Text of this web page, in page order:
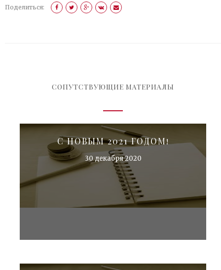
Поделиться:
СОПУТСТВУЮЩИЕ МАТЕРИАЛЫ
С НОВЫМ 2021 ГОДОМ!
30 декабря 2020